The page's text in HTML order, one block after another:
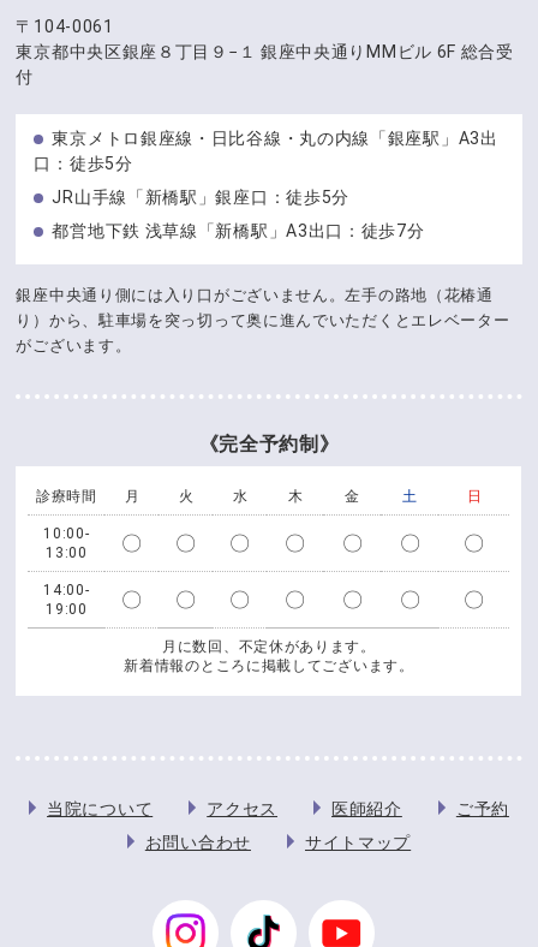
〒104-0061
東京都中央区銀座８丁目９−１ 銀座中央通りMMビル 6F 総合受
付
東京メトロ銀座線・日比谷線・丸の内線「銀座駅」A3出
口：徒歩5分
JR山手線「新橋駅」銀座口：徒歩5分
都営地下鉄 浅草線「新橋駅」A3出口：徒歩7分
銀座中央通り側には入り口がございません。左手の路地（花椿通
り）から、駐車場を突っ切って奥に進んでいただくとエレベーター
がございます。
《完全予約制》
診療時間 月 火 水 木 金 土 日
10:00-
13:00
〇 〇 〇 〇 〇 〇 〇
14:00-
19:00
〇 〇 〇 〇 〇 〇 〇
月に数回、不定休があります。
新着情報のところに掲載してございます。
当院について アクセス 医師紹介
ご予約
お問い合わせ
サイトマップ